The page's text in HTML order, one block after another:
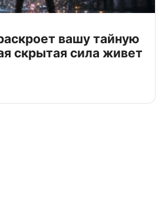
вашу тайную
скрытая сила живет